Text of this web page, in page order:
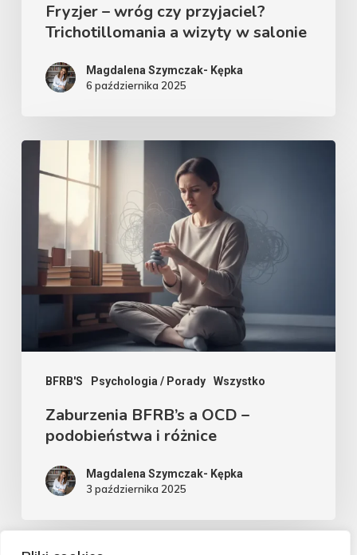
Fryzjer – wróg czy przyjaciel?
Trichotillomania a wizyty w salonie
Magdalena Szymczak- Kępka
6 października 2025
BFRB'S Psychologia / Porady Wszystko
Zaburzenia
BFRB’s
podobieństwa
Zaburzenia BFRB’s a OCD –
podobieństwa i różnice
Magdalena Szymczak- Kępka
3 października 2025